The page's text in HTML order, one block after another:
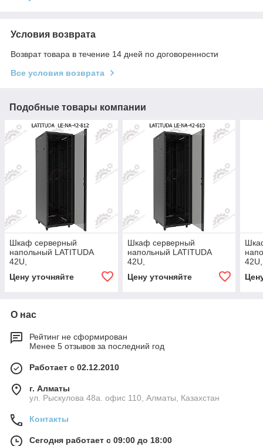
Условия возврата
Возврат товара в течение 14 дней по договоренности
Все условия возврата
Подобные товары компании
Шкаф серверный
напольный LATITUDA
42U,
черный, передняя дверь
Цену уточняйте
Шкаф серверный
напольный LATITUDA
42U,
черный, передняя дверь
Цену уточняйте
О нас
Рейтинг не сформирован
Менее 5 отзывов за последний год
Работает с 02.12.2010
г. Алматы
ул. Рыскулова 48а. офис 110, Алматы, Казахстан
Контакты
Сегодня работает с 09:00 до 18:00